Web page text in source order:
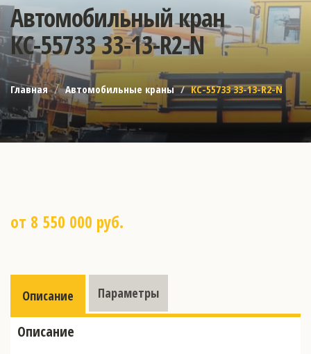
Автомобильный кран
КС-55733 33-13-R2-N
Главная Автомобильные краны КС-55733 33-13-R2-N
от 8 550 000 руб.
Описание Параметры
Описание